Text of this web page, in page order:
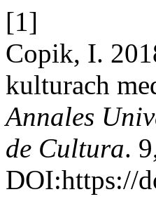
[1]
Copik, I.
kulturach
Annales
de Cultura.
DOI:https://